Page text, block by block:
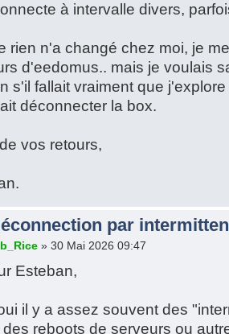
à intervalle divers,
rien n'a changé chez moi, je
d'eedomus.. mais je voulais
s'il fallait vraiment que
déconnecter la box.
vos retours,
par
» 30 Mai 2026 09:47
Esteban,
il y a assez souvent des
reboots de serveurs ou